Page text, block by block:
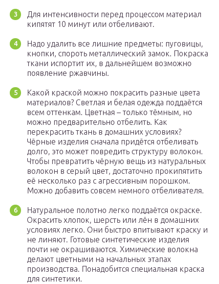
Для интенсивности перед процессом материал
кипятят 10 минут или отбеливают.
Надо удалить все лишние предметы: пуговицы,
кнопки, спороть металлический замок. Покраска
ткани испортит их, в дальнейшем возможно
появление ржавчины.
Какой краской можно покрасить разные цвета
материалов? Светлая и белая одежда поддаётся
всем оттенкам. Цветная – только тёмным, но
можно предварительно отбелить. Как
перекрасить ткань в домашних условиях?
Чёрные изделия сначала придётся отбеливать
долго, это может повредить структуру волокон.
Чтобы превратить чёрную вещь из натуральных
волокон в серый цвет, достаточно прокипятить
её несколько раз с агрессивным порошком.
Можно добавить совсем немного отбеливателя.
Натуральное полотно легко поддаётся окраске.
Окрасить хлопок, шерсть или лён в домашних
условиях легко. Они быстро впитывают краску и
не линяют. Готовые синтетические изделия
почти не окрашиваются. Химические волокна
делают цветными на начальных этапах
производства. Понадобится специальная краска
для синтетики.